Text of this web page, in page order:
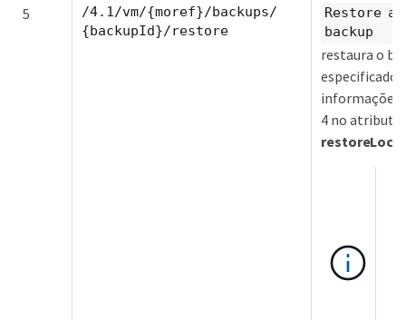
5
/4.1/vm/{moref}/backups/
{backupId}/restore
Restore a
backup
restaura o
especificado.
informações
4 no atributo